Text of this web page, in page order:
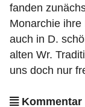
fanden
Monarchie
auch in D.
alten Wr.
uns doch nur
Kommentar